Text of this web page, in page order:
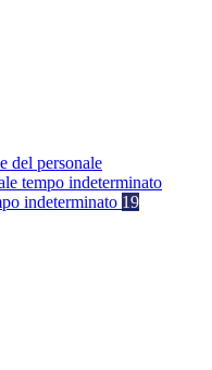
del personale
tempo indeterminato
indeterminato 19